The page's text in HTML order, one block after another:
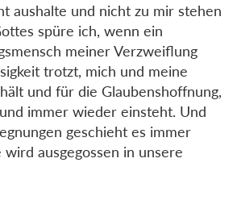
aushalte und nicht zu mir stehen
spüre ich, wenn ein
meiner Verzweiflung
trotzt, mich und meine
und für die Glaubenshoffnung,
immer wieder einsteht. Und
geschieht es immer
ausgegossen in unsere